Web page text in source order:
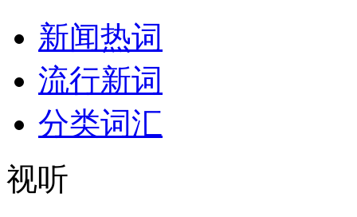
新闻热词
流行新词
分类词汇
视听